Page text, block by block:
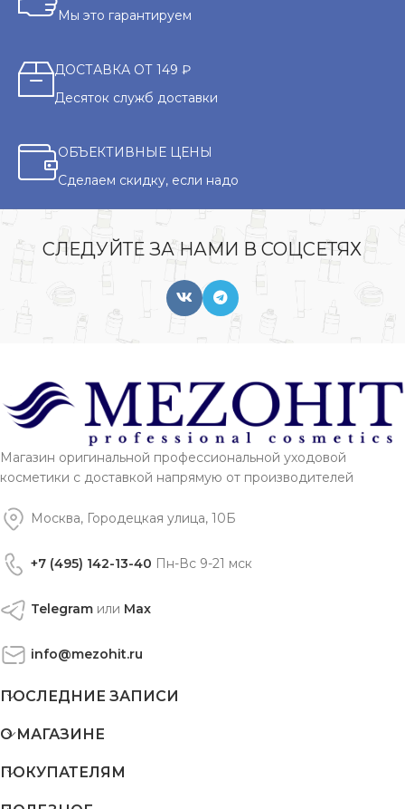
Мы это гарантируем
ДОСТАВКА ОТ 149 ₽
Десяток служб доставки
ОБЪЕКТИВНЫЕ ЦЕНЫ
Сделаем скидку, если надо
СЛЕДУЙТЕ ЗА НАМИ В СОЦСЕТЯХ
Магазин оригинальной профессиональной уходовой
косметики с доставкой напрямую от производителей
Москва, Городецкая улица, 10Б
+7 (495) 142-13-40 Пн-Вс 9-21 мск
Telegram или Max
info@mezohit.ru
ПОСЛЕДНИЕ ЗАПИСИ
О МАГАЗИНЕ
ПОКУПАТЕЛЯМ